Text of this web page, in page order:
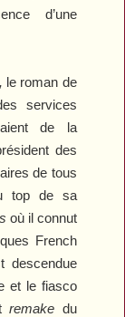
d’une
le roman de
services
de la
des
de tous
top de sa
où il connut
French
descendue
et le fiasco
remake du